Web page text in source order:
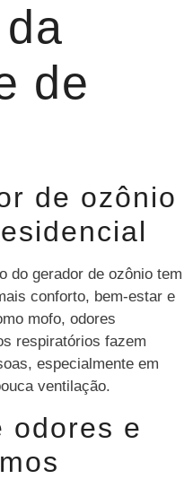
de
de ozônio
do gerador de ozônio tem
conforto, bem-estar e
mofo, odores
respiratórios fazem
especialmente em
ventilação.
odores e